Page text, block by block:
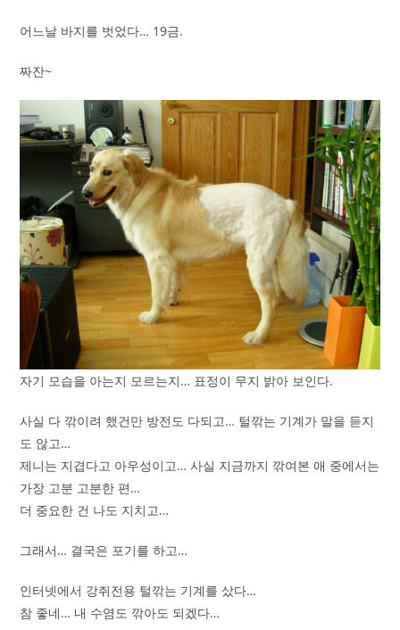
어느날 바지를 벗었다… 19금.
짜잔~
자기 모습을 아는지 모르는지… 표정이 무지 밝아 보인다.
사실 다 깎이려 했건만 방전도 다되고… 털깎는 기계가 말을 듣지
도 않고…
제니는 지겹다고 아우성이고… 사실 지금까지 깎여본 애 중에서는
가장 고분 고분한 편…
더 중요한 건 나도 지치고…
그래서… 결국은 포기를 하고…
인터넷에서 강쥐전용 털깎는 기계를 샀다…
참 좋네… 내 수염도 깎아도 되겠다…